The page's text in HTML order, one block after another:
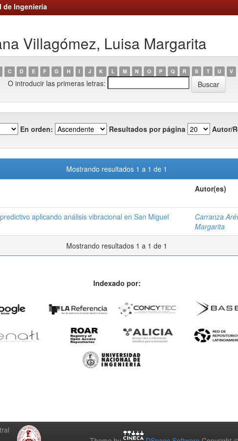
Ingeniería
Villagómez, Luisa Margarita
C D E F G H I J K L M N O P Q R S T U V
O introducir las primeras letras:
En orden: Resultados por página Autor/
Mostrando resultados 1 a 1 de 1
Autor(es)
aplicando análisis vibracional en San Miguel
Carranza
Margarita
Mostrando resultados 1 a 1 de 1
Indexado por: